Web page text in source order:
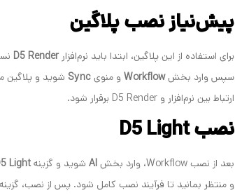
پیش‌نیاز نصب پلاگین
برای استفاده از این پلاگین، ابتدا باید نرم‌افزارD5 Render
سپس وارد بخشWorkflowو منویSync شوید و پلاگین
ارتباط بین نرم‌افزار و D5 Render برقرار شود.
نصب D5 Light
بعد از نصب Workflow، وارد بخش AI شوید و گزینهLight